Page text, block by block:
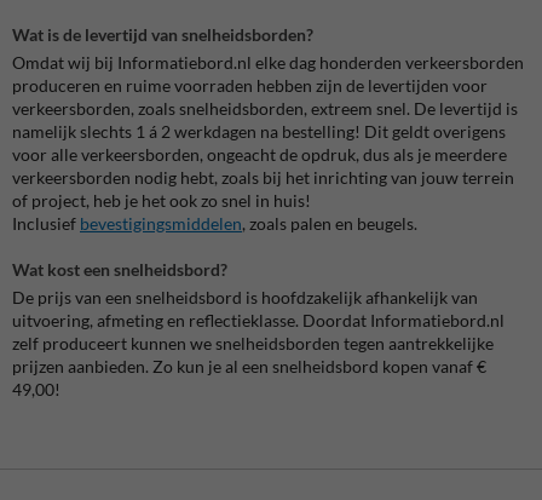
Wat is de levertijd van snelheidsborden?
Omdat wij bij Informatiebord.nl elke dag honderden verkeersborden
produceren en ruime voorraden hebben zijn de levertijden voor
verkeersborden, zoals snelheidsborden, extreem snel. De levertijd is
namelijk slechts 1 á 2 werkdagen na bestelling! Dit geldt overigens
voor alle verkeersborden, ongeacht de opdruk, dus als je meerdere
verkeersborden nodig hebt, zoals bij het inrichting van jouw terrein
of project, heb je het ook zo snel in huis!
Inclusief bevestigingsmiddelen, zoals palen en beugels.
Wat kost een snelheidsbord?
De prijs van een snelheidsbord is hoofdzakelijk afhankelijk van
uitvoering, afmeting en reflectieklasse. Doordat Informatiebord.nl
zelf produceert kunnen we snelheidsborden tegen aantrekkelijke
prijzen aanbieden. Zo kun je al een snelheidsbord kopen vanaf €
49,00!